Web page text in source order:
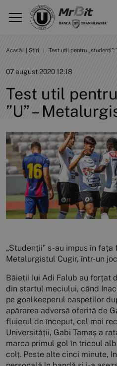
Acasă Știri Test util pentru „studenți”:
07 august 2020 12:18
Test util
”U” –
„Studenții” s-au impus în fața
Metalurgistul Cugir, într-un
Băieții lui Adi Falub au forțat
din startul meciului, când
pe goalkeeperul oaspeților
apărarea adversă oferită de
fluierul de început, cel mai
Universității, Gabi Tamaș a
marca primul gol în tricoul
colț. Peste alte cinci minute,